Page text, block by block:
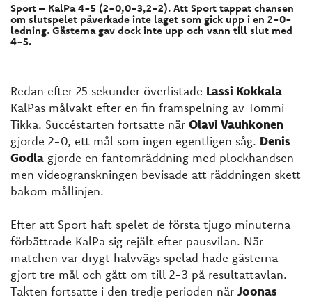
Sport – KalPa 4-5 (2-0,0-3,2-2). Att Sport tappat chansen
om slutspelet påverkade inte laget som gick upp i en 2-0-
ledning. Gästerna gav dock inte upp och vann till slut med
4-5.
Redan efter 25 sekunder överlistade Lassi Kokkala
KalPas målvakt efter en fin framspelning av Tommi
Tikka. Succéstarten fortsatte när Olavi Vauhkonen
gjorde 2-0, ett mål som ingen egentligen såg. Denis
Godla gjorde en fantomräddning med plockhandsen
men videogranskningen bevisade att räddningen skett
bakom mållinjen.
Efter att Sport haft spelet de första tjugo minuterna
förbättrade KalPa sig rejält efter pausvilan. När
matchen var drygt halvvägs spelad hade gästerna
gjort tre mål och gått om till 2-3 på resultattavlan.
Takten fortsatte i den tredje perioden när Joonas